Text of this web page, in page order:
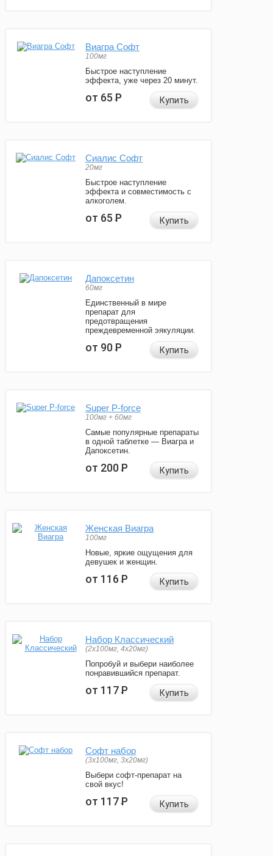
Виагра Софт
100мг
Быстрое наступление
эффекта, уже через 20 минут.
от 65Р Купить
Сиалис Софт
20мг
Быстрое наступление
эффекта и совместимость с
алкоголем.
от 65Р Купить
Дапоксетин
60мг
Единственный в мире
препарат для
предотвращения
преждевременной эякуляции.
от 90Р Купить
Super P-force
100мг + 60мг
Самые популярные препараты
в одной таблетке — Виагра и
Дапоксетин.
от 200Р Купить
Женская Виагра
100мг
Новые, яркие ощущения для
девушек и женщин.
от 116Р Купить
Набор Классический
(2x100мг, 4x20мг)
Попробуй и выбери наиболее
понравившийся препарат.
от 117Р Купить
Софт набор
(3x100мг, 3x20мг)
Выбери софт-препарат на
свой вкус!
от 117Р Купить